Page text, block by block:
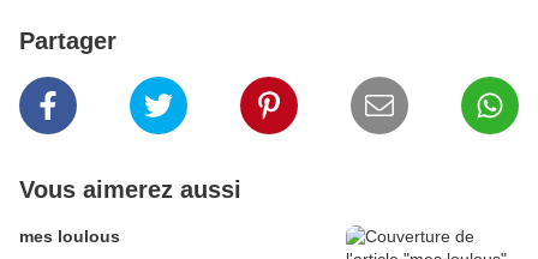
Partager
Vous aimerez aussi
mes loulous